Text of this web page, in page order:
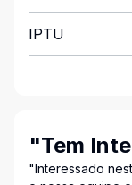
IPTU
"Tem
Entre
"Interessado